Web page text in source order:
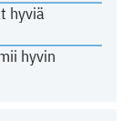
hyviä
hyvin